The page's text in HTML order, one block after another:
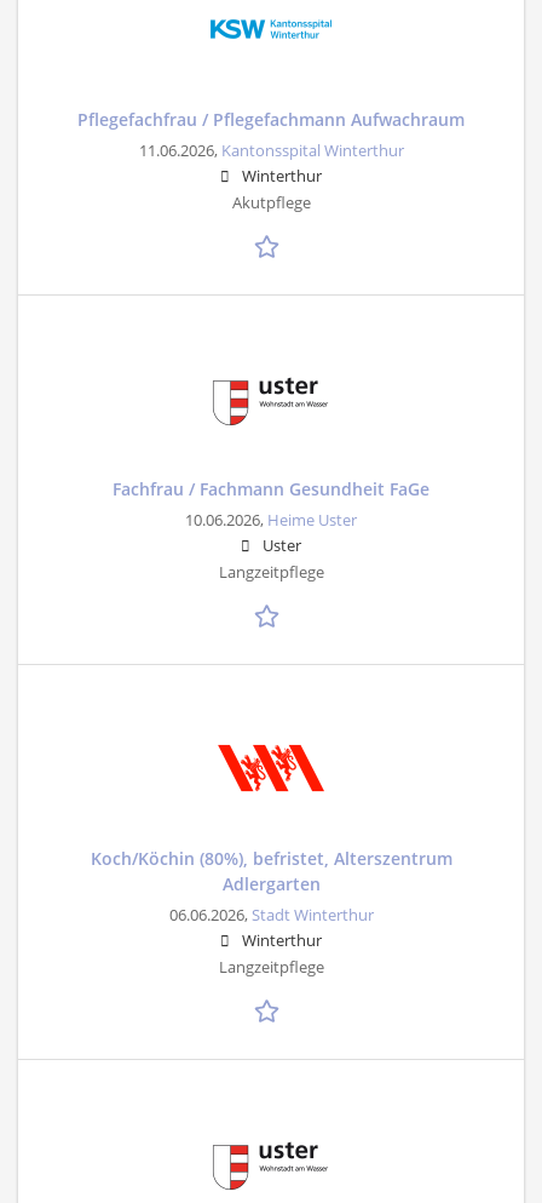
Pflegefachfrau / Pflegefachmann Aufwachraum
11.06.2026, Kantonsspital Winterthur
Winterthur
Akutpflege
Fachfrau / Fachmann Gesundheit FaGe
10.06.2026, Heime Uster
Uster
Langzeitpflege
Koch/Köchin (80%), befristet, Alterszentrum
Adlergarten
06.06.2026, Stadt Winterthur
Winterthur
Langzeitpflege